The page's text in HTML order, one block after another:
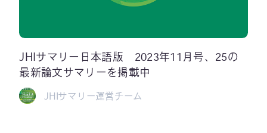
JHIサマリー日本語版 2023年11月号、25の
最新論文サマリーを掲載中
JHIサマリー運営チーム